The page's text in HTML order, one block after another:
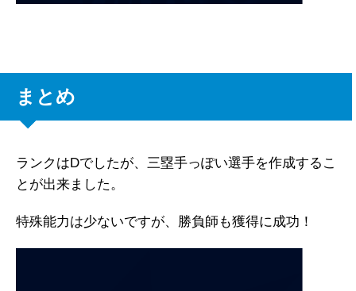
まとめ
ランクはDでしたが、三塁手っぽい選手を作成するこ
とが出来ました。
特殊能力は少ないですが、勝負師も獲得に成功！